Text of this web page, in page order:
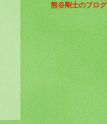
熊谷剛士のブログ